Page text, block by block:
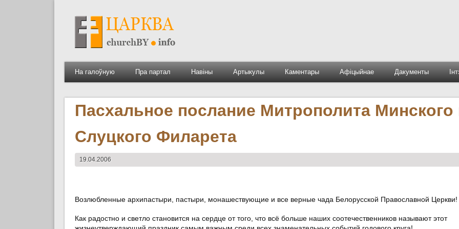
На галоўную Пра партал Навіны Артыкулы Каментары Афіцыйнае Дакументы
Пасхальное послание Митрополита Минского
Слуцкого Филарета
19.04.2006
Возлюбленные архипастыри, пастыри, монашествующие и все верные чада Белорусской Православной Церкви!
Как радостно и светло становится на сердце от того, что всё больше наших соотечественников называют этот